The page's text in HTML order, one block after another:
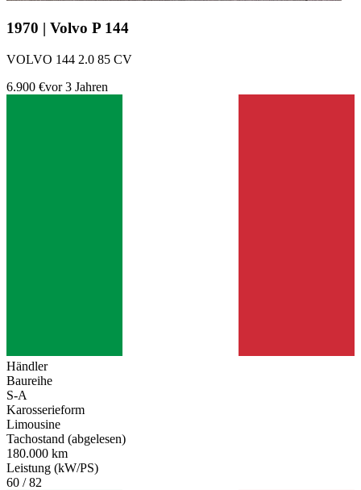
1970 | Volvo P 144
VOLVO 144 2.0 85 CV
6.900 €vor 3 Jahren
Händler
Baureihe
S-A
Karosserieform
Limousine
Tachostand (abgelesen)
180.000 km
Leistung (kW/PS)
60 / 82